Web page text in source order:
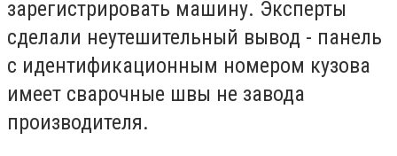
зарегистрировать машину. Эксперты
сделали неутешительный вывод - панель
с идентификационным номером кузова
имеет сварочные швы не завода
производителя.